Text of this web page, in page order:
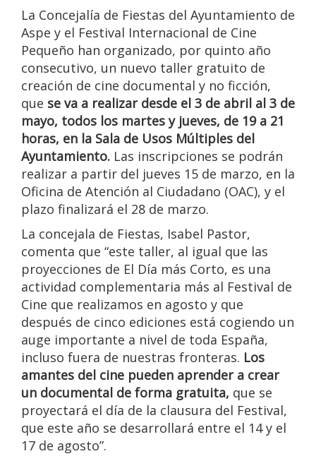
La Concejalía de Fiestas del Ayuntamiento de
Aspe y el Festival Internacional de Cine
Pequeño han organizado, por quinto año
consecutivo, un nuevo taller gratuito de
creación de cine documental y no ficción,
que se va a realizar desde el 3 de abril al 3 de
mayo, todos los martes y jueves, de 19 a 21
horas, en la Sala de Usos Múltiples del
Ayuntamiento. Las inscripciones se podrán
realizar a partir del jueves 15 de marzo, en la
Oficina de Atención al Ciudadano (OAC), y el
plazo finalizará el 28 de marzo.
La concejala de Fiestas, Isabel Pastor,
comenta que “este taller, al igual que las
proyecciones de El Día más Corto, es una
actividad complementaria más al Festival de
Cine que realizamos en agosto y que
después de cinco ediciones está cogiendo un
auge importante a nivel de toda España,
incluso fuera de nuestras fronteras. Los
amantes del cine pueden aprender a crear
un documental de forma gratuita, que se
proyectará el día de la clausura del Festival,
que este año se desarrollará entre el 14 y el
17 de agosto”.